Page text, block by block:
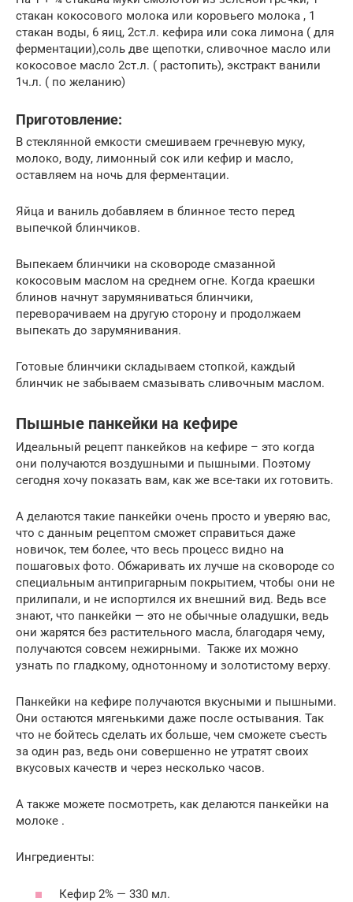
стакан кокосового молока или коровьего молока , 1
стакан воды, 6 яиц, 2ст.л. кефира или сока лимона ( для
ферментации),соль две щепотки, сливочное масло или
кокосовое масло 2ст.л. ( растопить), экстракт ванили
1ч.л. ( по желанию)
Приготовление:
В стеклянной емкости смешиваем гречневую муку,
молоко, воду, лимонный сок или кефир и масло,
оставляем на ночь для ферментации.
Яйца и ваниль добавляем в блинное тесто перед
выпечкой блинчиков.
Выпекаем блинчики на сковороде смазанной
кокосовым маслом на среднем огне. Когда краешки
блинов начнут зарумяниваться блинчики,
переворачиваем на другую сторону и продолжаем
выпекать до зарумянивания.
Готовые блинчики складываем стопкой, каждый
блинчик не забываем смазывать сливочным маслом.
Пышные панкейки на кефире
Идеальный рецепт панкейков на кефире – это когда
они получаются воздушными и пышными. Поэтому
сегодня хочу показать вам, как же все-таки их готовить.
А делаются такие панкейки очень просто и уверяю вас,
что с данным рецептом сможет справиться даже
новичок, тем более, что весь процесс видно на
пошаговых фото. Обжаривать их лучше на сковороде со
специальным антипригарным покрытием, чтобы они не
прилипали, и не испортился их внешний вид. Ведь все
знают, что панкейки — это не обычные оладушки, ведь
они жарятся без растительного масла, благодаря чему,
получаются совсем нежирными. Также их можно
узнать по гладкому, однотонному и золотистому верху.
Панкейки на кефире получаются вкусными и пышными.
Они остаются мягенькими даже после остывания. Так
что не бойтесь сделать их больше, чем сможете съесть
за один раз, ведь они совершенно не утратят своих
вкусовых качеств и через несколько часов.
А также можете посмотреть, как делаются панкейки на
молоке .
Ингредиенты:
Кефир 2% — 330 мл.